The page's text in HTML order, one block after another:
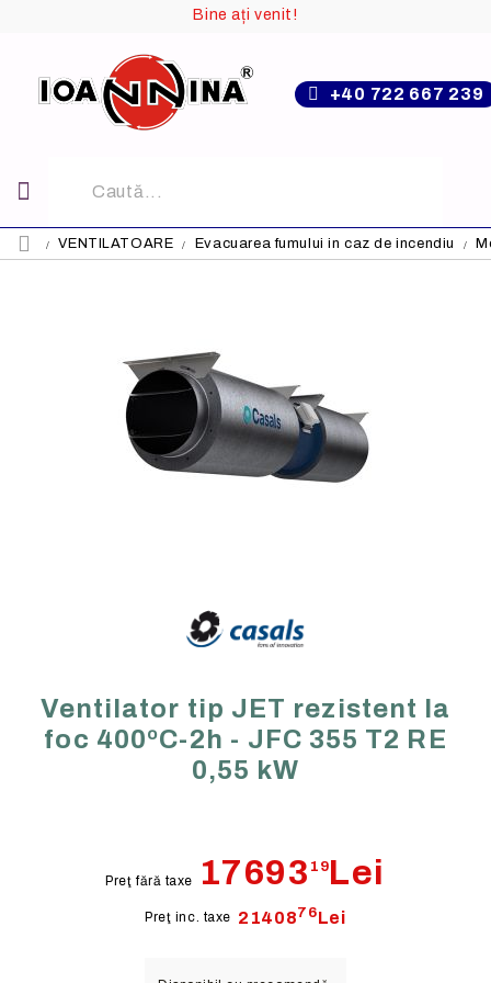
Bine ați venit!
+40 722 667 239
VENTILATOARE Evacuarea fumului in caz de incendiu
Ventilator tip JET rezistent la
foc 400ºC-2h - JFC 355 T2 RE
0,55 kW
Preţ fără taxe 17693 19Lei
Preţ inc. taxe 2140876Lei